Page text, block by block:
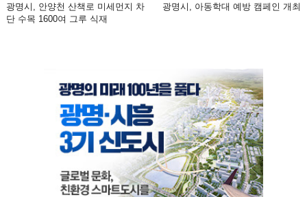
광명시, 아동학대 예방 캠페인 개최
광명시, 안양천 산책로 미세먼지 차
단 수목 1600여 그루 식재